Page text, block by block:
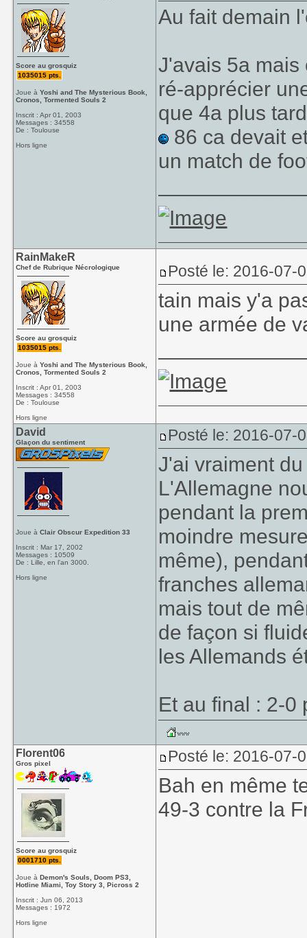
Score au grosquiz
1035015 pts.
Joue àYoshi and The Mysterious Book,
Cronos, Tormented Souls 2
Inscrit : Apr 01, 2003
Messages : 34558
De : Toulouse
Hors ligne
Au fait demain
J'avais 5a mais
ré-apprécier
que 4a plus
86 ca devait
un match de
RainMakeR
Chef de Rubrique Nécrologique
Score au grosquiz
1035015 pts.
Joue àYoshi and The Mysterious Book,
Cronos, Tormented Souls 2
Inscrit : Apr 01, 2003
Messages : 34558
De : Toulouse
Hors ligne
Posté le: 2016-07-
tain mais y'a
une armée de
David
Glaçon du sentiment
Joue àClair Obscur Expedition 33
Inscrit : Mar 17, 2002
Messages : 10509
De : Lille, en l'an 3000.
Hors ligne
Posté le: 2016-07-
J'ai vraiment
L'Allemagne
pendant la
moindre
même),
franches
mais tout de
de façon si
les Allemands
Et au final : 2-0
Florent06
Gros pixel
Score au grosquiz
0001710 pts.
Joue àDemon's Souls, Doom PS3,
Hotline Miami, Toy Story 3, Picross 2
Inscrit : Jun 06, 2013
Messages : 1972
Hors ligne
Posté le: 2016-07-
Bah en même
49-3 contre la